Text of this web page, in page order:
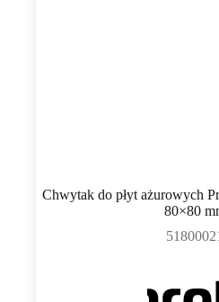
Chwytak do płyt ażurowych
80×80